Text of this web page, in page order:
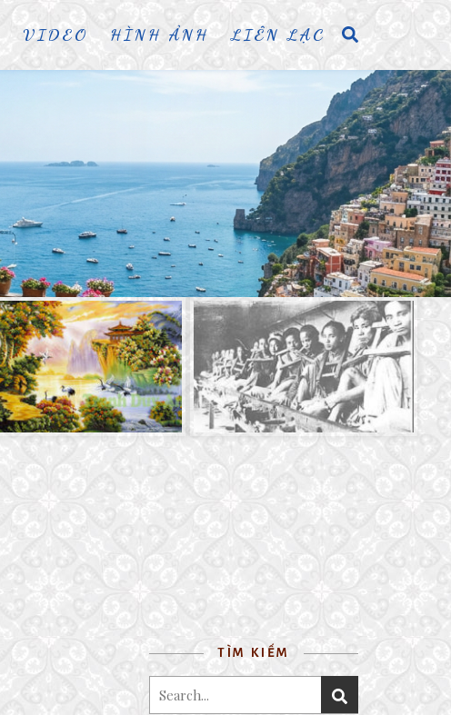
VIDEO HÌNH ẢNH LIÊN LẠC
TÌM KIẾM